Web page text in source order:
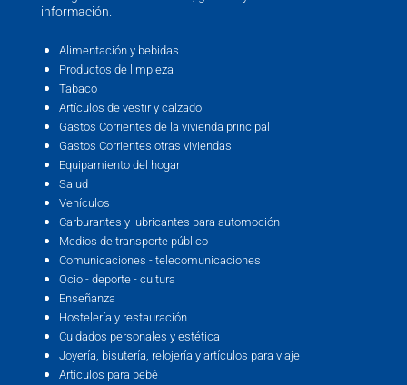
información.
Alimentación y bebidas
Productos de limpieza
Tabaco
Artículos de vestir y calzado
Gastos Corrientes de la vivienda principal
Gastos Corrientes otras viviendas
Equipamiento del hogar
Salud
Vehículos
Carburantes y lubricantes para automoción
Medios de transporte público
Comunicaciones - telecomunicaciones
Ocio - deporte - cultura
Enseñanza
Hostelería y restauración
Cuidados personales y estética
Joyería, bisutería, relojería y artículos para viaje
Artículos para bebé